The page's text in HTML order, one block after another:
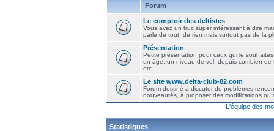
Forum
Le comptoir des deltistes
Vous avez un truc super intéressant à dire
parle de tout, de rien mais surtout pas de la
Présentation
Petite présentation pour ceux qui le
un âge, un niveau de vol, depuis combien de
etc...
Le site www.delta-club-82.com
Forum destiné à discuter de problèmes
nouveautés, à proposer des modifications ou
L'équipe des
Statistiques